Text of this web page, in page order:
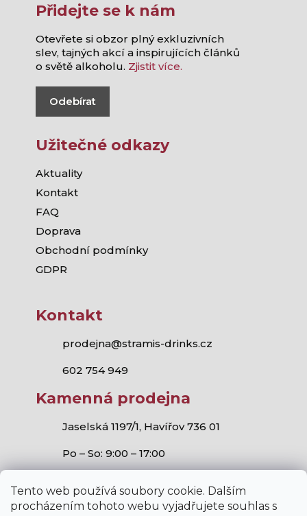
Tento web používá soubory cookie. Dalším
procházením tohoto webu vyjadřujete souhlas s
Přidejte se k nám
Otevřete si obzor plný exkluzivních
slev, tajných akcí a inspirujících článků
o světě alkoholu. Zjistit více.
Odebírat
Užitečné odkazy
Aktuality
Kontakt
FAQ
Doprava
Obchodní podmínky
GDPR
Kontakt
prodejna@stramis-drinks.cz
602 754 949
Kamenná prodejna
Jaselská 1197/1, Havířov 736 01
Po – So: 9:00 – 17:00